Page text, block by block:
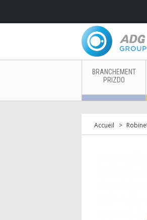
BRANCHEMENT
PRIZDO
Accueil >